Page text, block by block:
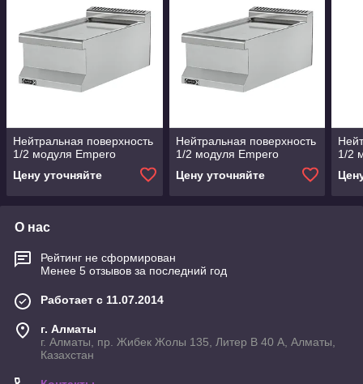
Нейтральная поверхность
1/2 модуля Empero
Цену уточняйте
Нейтральная поверхность
1/2 модуля Empero
Цену уточняйте
1/2
О нас
Рейтинг не сформирован
Менее 5 отзывов за последний год
Работает с 11.07.2014
г. Алматы
г. Алматы, пр. Жибек Жолы 135, Литер В 40 А, Алматы,
Казахстан